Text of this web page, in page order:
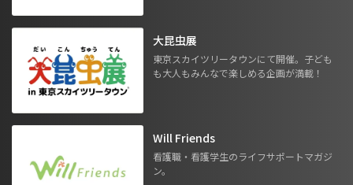
大昆虫展
東京スカイツリータウンにて開催。子ども
も大人もみんなで楽しめる企画が満載！
Will Friends
看護職・看護学生のライフサポートマガジ
ン。